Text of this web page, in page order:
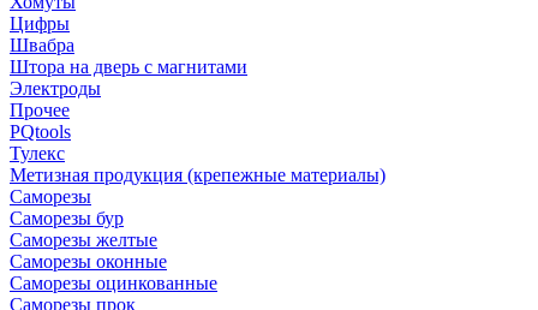
Цифры
Швабра
Штора на дверь с магнитами
Электроды
Прочее
PQtools
Тулекс
Метизная продукция (крепежные материалы)
Саморезы
Саморезы бур
Саморезы желтые
Саморезы оконные
Саморезы оцинкованные
Саморезы прок